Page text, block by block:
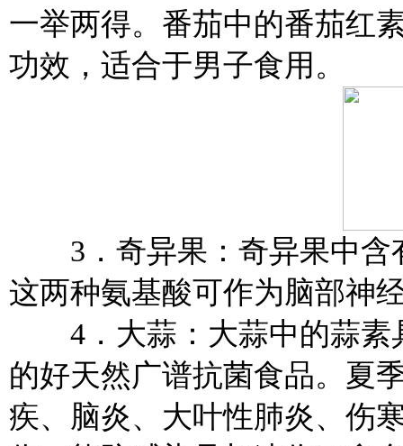
一举两得。番茄中的番茄红
功效，适合于男子食用。
3．奇异果：奇异果中含
这两种氨基酸可作为脑部神
4．大蒜：大蒜中的蒜素
的好天然广谱抗菌食品。夏
疾、脑炎、大叶性肺炎、伤